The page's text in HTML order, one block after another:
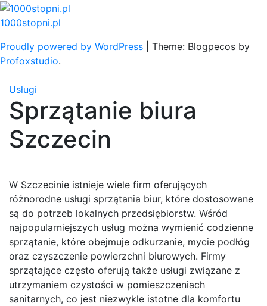
Skip
to
1000stopni.pl
Proudly powered by WordPress
Theme: Blogpecos by
Profoxstudio.
Usługi
Sprzątanie biura
Szczecin
W Szczecinie istnieje wiele firm oferujących
różnorodne usługi sprzątania biur, które dostosowane
są do potrzeb lokalnych przedsiębiorstw. Wśród
najpopularniejszych usług można wymienić codzienne
sprzątanie, które obejmuje odkurzanie, mycie podłóg
oraz czyszczenie powierzchni biurowych. Firmy
sprzątające często oferują także usługi związane z
utrzymaniem czystości w pomieszczeniach
sanitarnych, co jest niezwykle istotne dla komfortu